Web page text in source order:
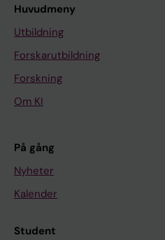
Huvudmeny
Utbildning
Forskarutbildning
Forskning
Om KI
På gång
Nyheter
Kalender
Student